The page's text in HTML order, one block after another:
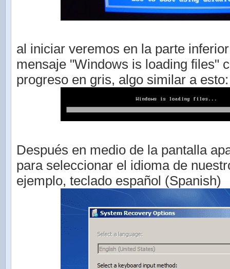
al iniciar veremos en la parte
mensaje "Windows is loading files"
progreso en gris, algo similar a esto:
Después en medio de la pantalla
para seleccionar el idioma de
ejemplo, teclado español (Spanish)